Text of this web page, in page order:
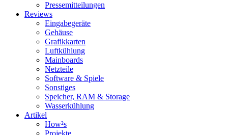
Pressemitteilungen
Reviews
Eingabegeräte
Gehäuse
Grafikkarten
Luftkühlung
Mainboards
Netzteile
Software & Spiele
Sonstiges
Speicher, RAM & Storage
Wasserkühlung
Artikel
How²s
Projekte